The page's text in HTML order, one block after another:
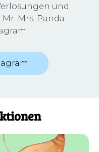
und
Mrs. Panda